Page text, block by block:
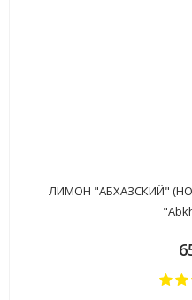
ЛИМОН "АБХАЗСКИЙ"